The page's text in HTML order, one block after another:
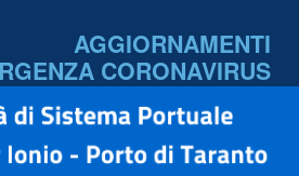
AGGIORNAMENTI
CORONAVIRUS